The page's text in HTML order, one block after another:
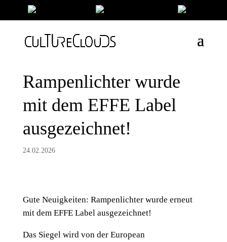
Rampenlichter wurde
mit dem EFFE Label
ausgezeichnet!
24.02.2026
Gute Neuigkeiten: Rampenlichter wurde erneut
mit dem EFFE Label ausgezeichnet!
Das Siegel wird von der European